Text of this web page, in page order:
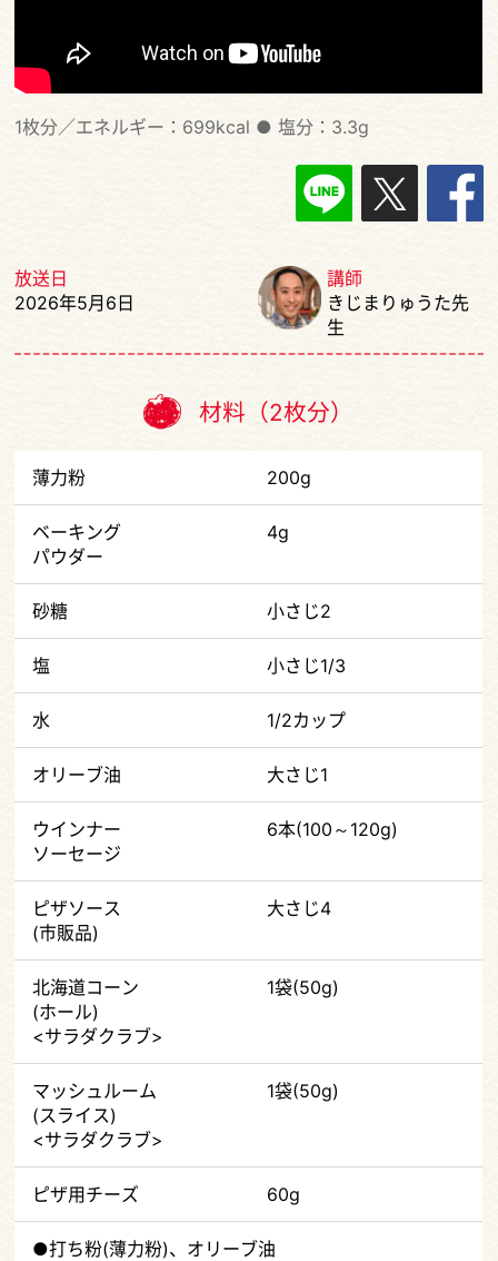
1枚分／エネルギー：699kcal ● 塩分：3.3g
放送日
2026年5月6日
講師
きじまりゅうた先
生
材料（2枚分）
薄力粉 200g
ベーキング
パウダー
4g
砂糖 小さじ2
塩 小さじ1/3
水 1/2カップ
オリーブ油 大さじ1
ウインナー
ソーセージ
6本(100～120g)
ピザソース
(市販品)
大さじ4
北海道コーン
(ホール)
<サラダクラブ>
1袋(50g)
マッシュルーム
(スライス)
<サラダクラブ>
1袋(50g)
ピザ用チーズ 60g
●打ち粉(薄力粉)、オリーブ油